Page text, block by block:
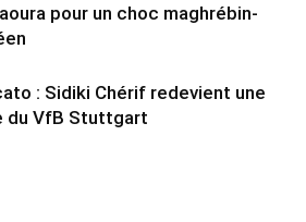
pour un choc maghrébin-
: Sidiki Chérif redevient une
du VfB Stuttgart